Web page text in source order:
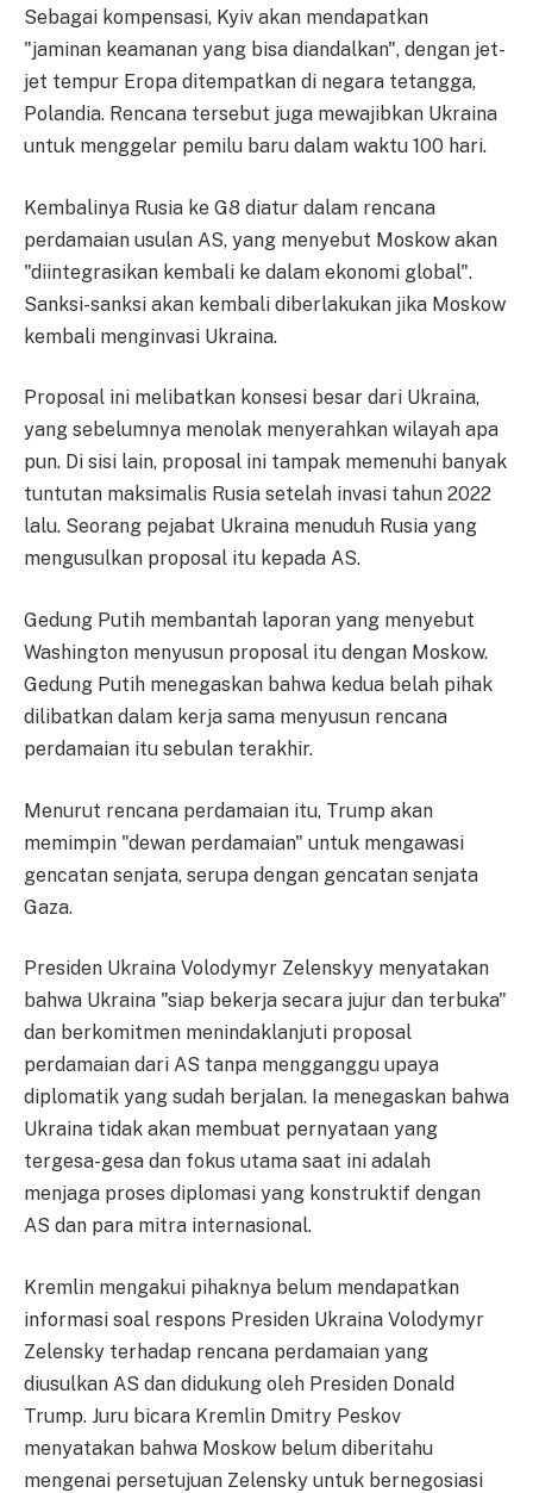
Sebagai kompensasi, Kyiv akan mendapatkan
"jaminan keamanan yang bisa diandalkan", dengan jet-
jet tempur Eropa ditempatkan di negara tetangga,
Polandia. Rencana tersebut juga mewajibkan Ukraina
untuk menggelar pemilu baru dalam waktu 100 hari.
Kembalinya Rusia ke G8 diatur dalam rencana
perdamaian usulan AS, yang menyebut Moskow akan
"diintegrasikan kembali ke dalam ekonomi global".
Sanksi-sanksi akan kembali diberlakukan jika Moskow
kembali menginvasi Ukraina.
Proposal ini melibatkan konsesi besar dari Ukraina,
yang sebelumnya menolak menyerahkan wilayah apa
pun. Di sisi lain, proposal ini tampak memenuhi banyak
tuntutan maksimalis Rusia setelah invasi tahun 2022
lalu. Seorang pejabat Ukraina menuduh Rusia yang
mengusulkan proposal itu kepada AS.
Gedung Putih membantah laporan yang menyebut
Washington menyusun proposal itu dengan Moskow.
Gedung Putih menegaskan bahwa kedua belah pihak
dilibatkan dalam kerja sama menyusun rencana
perdamaian itu sebulan terakhir.
Menurut rencana perdamaian itu, Trump akan
memimpin "dewan perdamaian" untuk mengawasi
gencatan senjata, serupa dengan gencatan senjata
Gaza.
Presiden Ukraina Volodymyr Zelenskyy menyatakan
bahwa Ukraina "siap bekerja secara jujur dan terbuka"
dan berkomitmen menindaklanjuti proposal
perdamaian dari AS tanpa mengganggu upaya
diplomatik yang sudah berjalan. Ia menegaskan bahwa
Ukraina tidak akan membuat pernyataan yang
tergesa-gesa dan fokus utama saat ini adalah
menjaga proses diplomasi yang konstruktif dengan
AS dan para mitra internasional.
Kremlin mengakui pihaknya belum mendapatkan
informasi soal respons Presiden Ukraina Volodymyr
Zelensky terhadap rencana perdamaian yang
diusulkan AS dan didukung oleh Presiden Donald
Trump. Juru bicara Kremlin Dmitry Peskov
menyatakan bahwa Moskow belum diberitahu
mengenai persetujuan Zelensky untuk bernegosiasi